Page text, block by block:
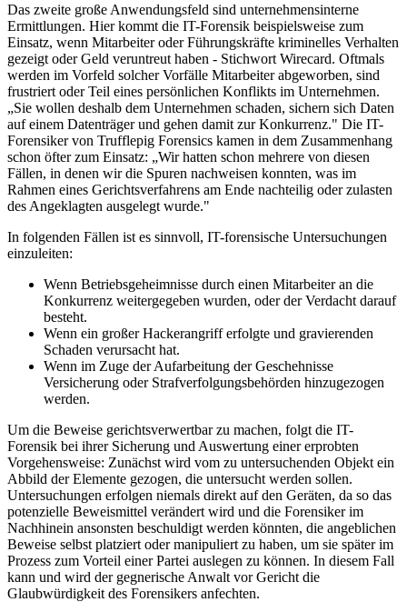
Das zweite große Anwendungsfeld sind unternehmensinterne
Ermittlungen. Hier kommt die IT-Forensik beispielsweise zum
Einsatz, wenn Mitarbeiter oder Führungskräfte kriminelles Verhalten
gezeigt oder Geld veruntreut haben - Stichwort Wirecard. Oftmals
werden im Vorfeld solcher Vorfälle Mitarbeiter abgeworben, sind
frustriert oder Teil eines persönlichen Konflikts im Unternehmen.
„Sie wollen deshalb dem Unternehmen schaden, sichern sich Daten
auf einem Datenträger und gehen damit zur Konkurrenz." Die IT-
Forensiker von Trufflepig Forensics kamen in dem Zusammenhang
schon öfter zum Einsatz: „Wir hatten schon mehrere von diesen
Fällen, in denen wir die Spuren nachweisen konnten, was im
Rahmen eines Gerichtsverfahrens am Ende nachteilig oder zulasten
des Angeklagten ausgelegt wurde."
In folgenden Fällen ist es sinnvoll, IT-forensische Untersuchungen
einzuleiten:
Wenn Betriebsgeheimnisse durch einen Mitarbeiter an die
Konkurrenz weitergegeben wurden, oder der Verdacht darauf
besteht.
Wenn ein großer Hackerangriff erfolgte und gravierenden
Schaden verursacht hat.
Wenn im Zuge der Aufarbeitung der Geschehnisse
Versicherung oder Strafverfolgungsbehörden hinzugezogen
werden.
Um die Beweise gerichtsverwertbar zu machen, folgt die IT-
Forensik bei ihrer Sicherung und Auswertung einer erprobten
Vorgehensweise: Zunächst wird vom zu untersuchenden Objekt ein
Abbild der Elemente gezogen, die untersucht werden sollen.
Untersuchungen erfolgen niemals direkt auf den Geräten, da so das
potenzielle Beweismittel verändert wird und die Forensiker im
Nachhinein ansonsten beschuldigt werden könnten, die angeblichen
Beweise selbst platziert oder manipuliert zu haben, um sie später im
Prozess zum Vorteil einer Partei auslegen zu können. In diesem Fall
kann und wird der gegnerische Anwalt vor Gericht die
Glaubwürdigkeit des Forensikers anfechten.